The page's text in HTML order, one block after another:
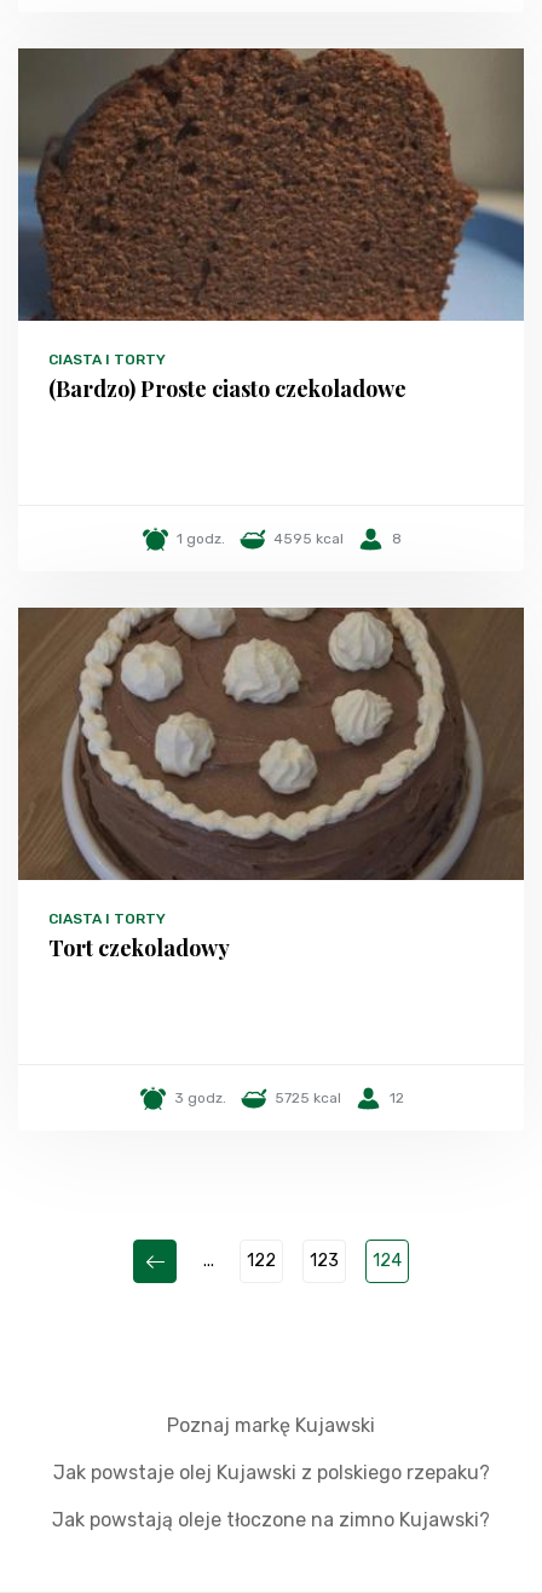
CIASTA I TORTY
(Bardzo) Proste ciasto czekoladowe
1 godz. 4595 kcal 8
CIASTA I TORTY
Tort czekoladowy
3 godz. 5725 kcal 12
... 122 123 124
Poznaj markę Kujawski
Jak powstaje olej Kujawski z polskiego rzepaku?
Jak powstają oleje tłoczone na zimno Kujawski?